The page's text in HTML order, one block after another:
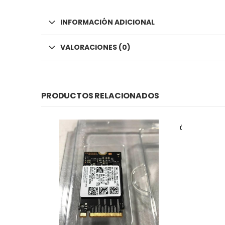
INFORMACIÓN ADICIONAL
VALORACIONES (0)
PRODUCTOS RELACIONADOS